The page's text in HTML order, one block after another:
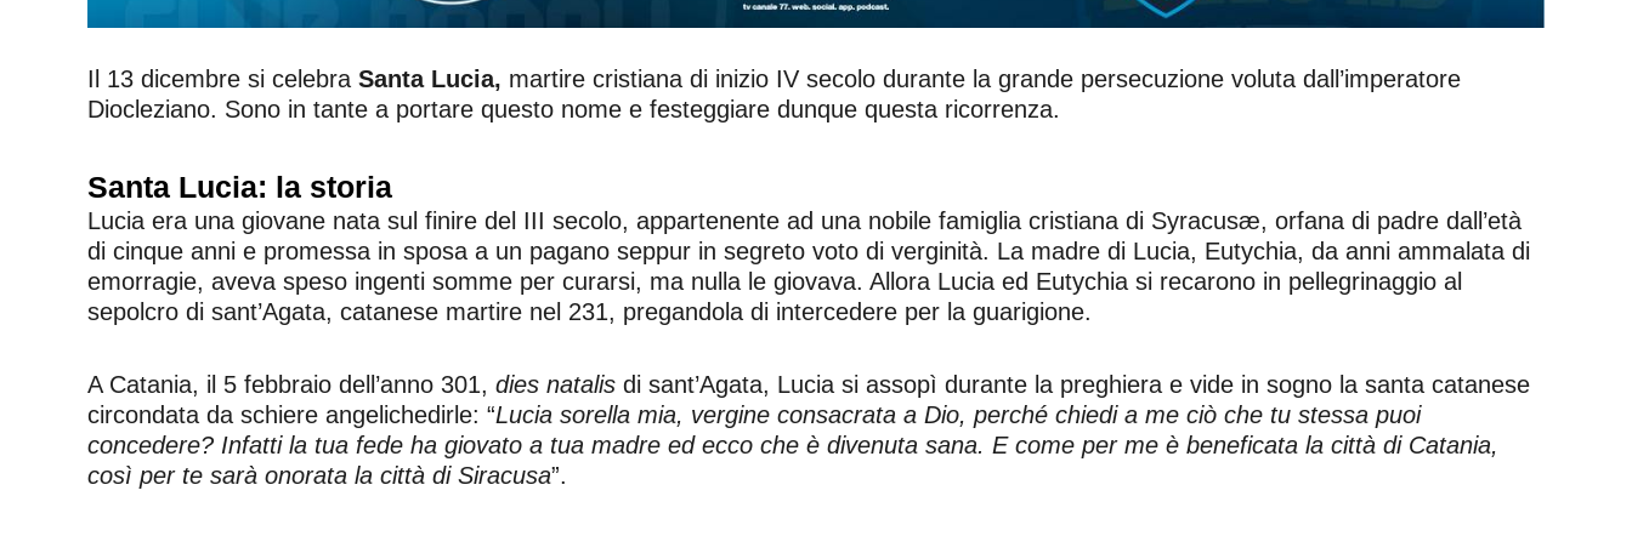
Il 13 dicembre si celebra Santa Lucia, martire cristiana di inizio IV secolo durante la grande persecuzione voluta dall’imperatore
Diocleziano. Sono in tante a portare questo nome e festeggiare dunque questa ricorrenza.
Santa Lucia: la storia
Lucia era una giovane nata sul finire del III secolo, appartenente ad una nobile famiglia cristiana di Syracusæ, orfana di padre dall’età
di cinque anni e promessa in sposa a un pagano seppur in segreto voto di verginità. La madre di Lucia, Eutychia, da anni ammalata di
emorragie, aveva speso ingenti somme per curarsi, ma nulla le giovava. Allora Lucia ed Eutychia si recarono in pellegrinaggio al
sepolcro di sant’Agata, catanese martire nel 231, pregandola di intercedere per la guarigione.
A Catania, il 5 febbraio dell’anno 301, dies natalis di sant’Agata, Lucia si assopì durante la preghiera e vide in sogno la santa catanese
circondata da schiere angelichedirle: “Lucia sorella mia, vergine consacrata a Dio, perché chiedi a me ciò che tu stessa puoi
concedere? Infatti la tua fede ha giovato a tua madre ed ecco che è divenuta sana. E come per me è beneficata la città di Catania,
così per te sarà onorata la città di Siracusa”.